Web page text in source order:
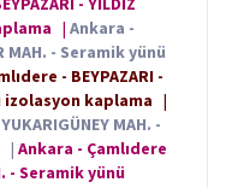
| Ankara -
MAH. - Seramik yünü
- BEYPAZARI -
izolasyon kaplama |
MAH. -
| Ankara - Çamlıdere
- Seramik yünü